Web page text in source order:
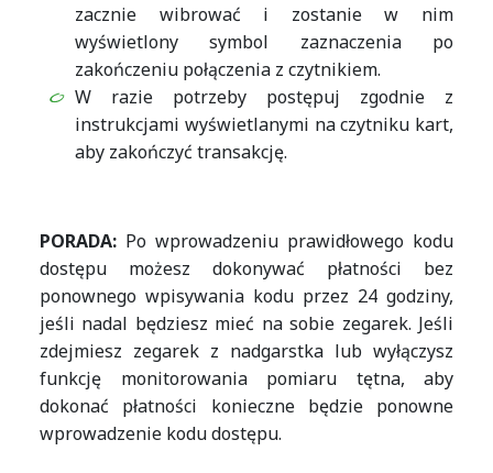
zacznie wibrować i zostanie w nim
wyświetlony symbol zaznaczenia po
zakończeniu połączenia z czytnikiem.
W razie potrzeby postępuj zgodnie z
instrukcjami wyświetlanymi na czytniku kart,
aby zakończyć transakcję.
PORADA: Po wprowadzeniu prawidłowego kodu
dostępu możesz dokonywać płatności bez
ponownego wpisywania kodu przez 24 godziny,
jeśli nadal będziesz mieć na sobie zegarek. Jeśli
zdejmiesz zegarek z nadgarstka lub wyłączysz
funkcję monitorowania pomiaru tętna, aby
dokonać płatności konieczne będzie ponowne
wprowadzenie kodu dostępu.